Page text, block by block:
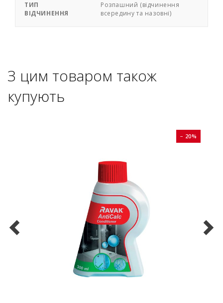
ТИП
ВІДЧИНЕННЯ
Розпашний (відчинення
всередину та назовні)
З цим товаром також
купують
− 20%